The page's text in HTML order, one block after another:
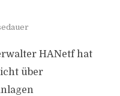
HANetf hat
über